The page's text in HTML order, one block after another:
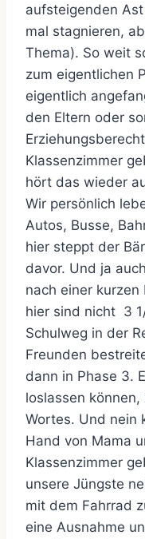
aufsteigenden
mal stagnieren,
Thema). So weit
zum eigentlichen
eigentlich
den Eltern oder
Klassenzimmer
hört das wieder
Wir persönlich
Autos, Busse,
hier steppt der
davor. Und ja
nach einer kurzen
hier sind nicht 3
Schulweg in der
Freunden
dann in Phase 3.
loslassen
Wortes. Und nein
Hand von Mama
Klassenzimmer
unsere Jüngste
mit dem Fahrrad
eine Ausnahme